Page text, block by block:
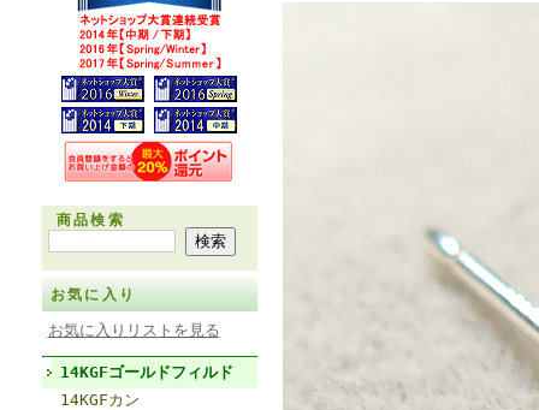
商品検索
お気に入り
お気に入りリストを見る
14KGFゴールドフィルド
14KGFカン